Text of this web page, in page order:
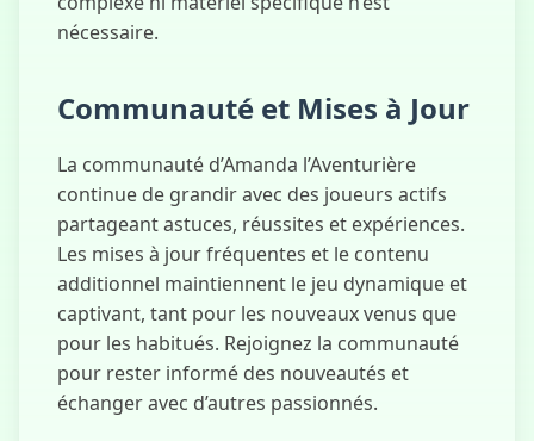
nécessaire.
Communauté et Mises à Jour
La communauté d’Amanda l’Aventurière
continue de grandir avec des joueurs actifs
partageant astuces, réussites et expériences.
Les mises à jour fréquentes et le contenu
additionnel maintiennent le jeu dynamique et
captivant, tant pour les nouveaux venus que
pour les habitués. Rejoignez la communauté
pour rester informé des nouveautés et
échanger avec d’autres passionnés.